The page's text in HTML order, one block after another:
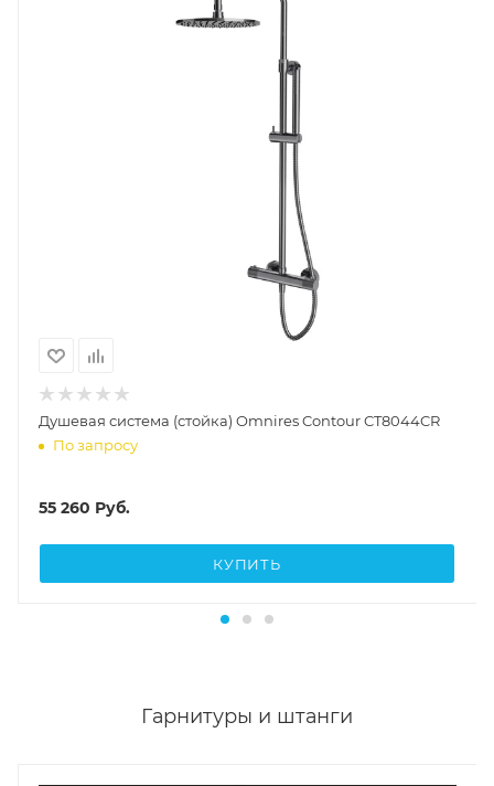
Душевая система (стойка) Omnires Contour CT8044CR
По запросу
55 260 Руб.
КУПИТЬ
Гарнитуры и штанги